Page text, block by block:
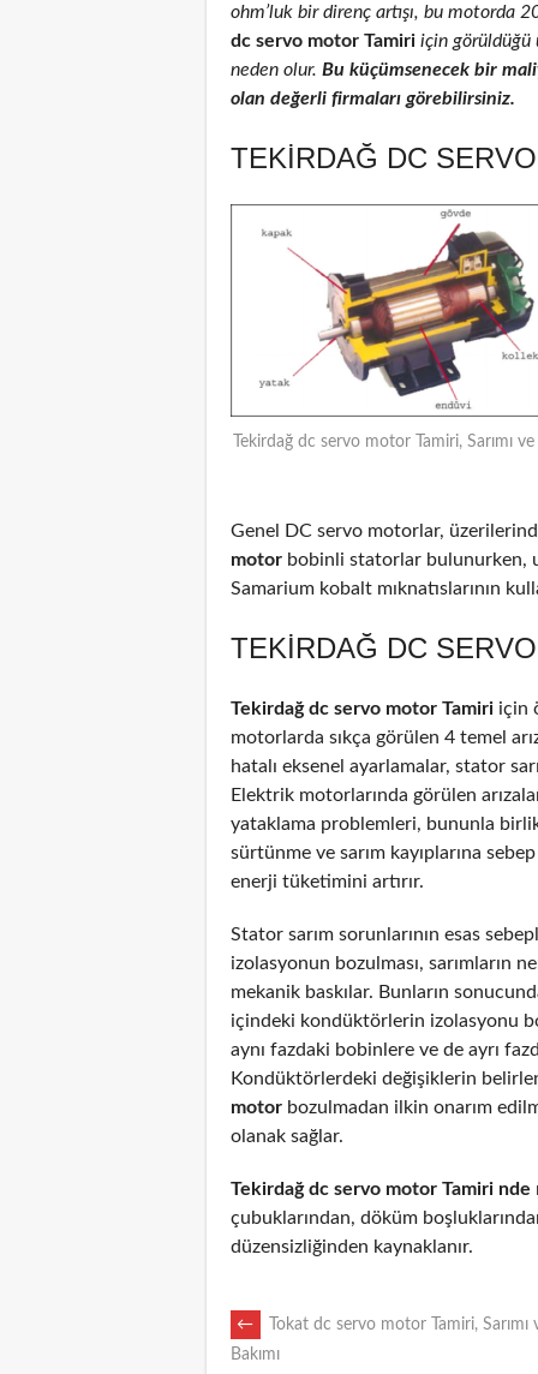
ohm’luk bir direnç artışı, bu motorda
dc servo motor Tamiri için görüldüğü
neden olur. Bu küçümsenecek bir
olan değerli firmaları görebilirsiniz.
TEKIRDAĞ DC
Tekirdağ dc servo motor Tamiri, Sarımı ve
Genel DC servo motorlar,
motor bobinli statorlar bulunurken,
Samarium kobalt mıknatıslarının
TEKIRDAĞ DC
Tekirdağ dc servo motor Tamiri için
motorlarda sıkça görülen 4 temel
hatalı eksenel ayarlamalar, stator
Elektrik motorlarında görülen
yataklama problemleri, bununla
sürtünme ve sarım kayıplarına
enerji tüketimini artırır.
Stator sarım sorunlarının esas
izolasyonun bozulması, sarımların
mekanik baskılar. Bunların
içindeki kondüktörlerin izolasyonu
aynı fazdaki bobinlere ve de ayrı
Kondüktörlerdeki değişiklerin
motor bozulmadan ilkin onarım
olanak sağlar.
Tekirdağ dc servo motor Tamiri nde
çubuklarından, döküm
düzensizliğinden kaynaklanır.
POST
←
Tokat dc servo motor Tamiri, Sarımı
Bakımı